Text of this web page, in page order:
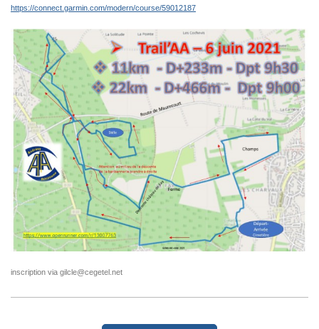
https://connect.garmin.com/modern/course/59012187
inscription via gilcle@cegetel.net